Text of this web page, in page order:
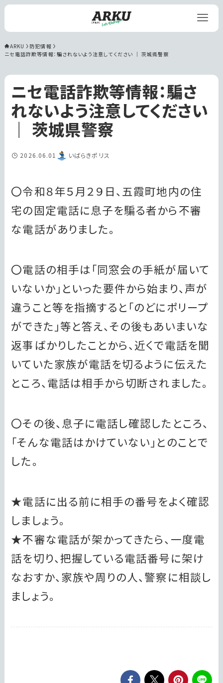
ARKU
防犯情報
ニセ電話詐欺等情報：騙されないよう注意してください ｜ 茨城県警察
ニセ電話詐欺等情報：騙さ
れないよう注意してください
｜ 茨城県警察
2026.06.01 いばらきポリス
〇令和８年５月２９日、五霞町地内の住
宅の固定電話に息子を騙る者から不審
な電話がありました。
〇電話の相手は「同窓会の手紙が届いて
いないか」といった要件から始まり、声が
違うこと等を指摘すると「のどにポリープ
ができた」等と答え、その後もあいまいな
返事ばかりしたことから、近くで電話を聞
いていた家族が電話を切るように伝えた
ところ、電話は相手から切断されました。
〇その後、息子に電話し確認したところ、
「そんな電話はかけていない」とのことで
した。
★電話に出る前に相手の番号をよく確認
しましょう。
★不審な電話が架かってきたら、一度電
話を切り、把握している電話番号に架け
なおすか、家族や周りの人、警察に相談し
ましょう。